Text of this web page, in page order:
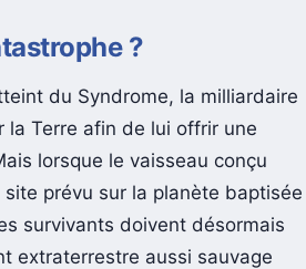
?
du Syndrome, la milliardaire
Terre afin de lui offrir une
lorsque le vaisseau conçu
prévu sur la planète baptisée
survivants doivent désormais
extraterrestre aussi sauvage